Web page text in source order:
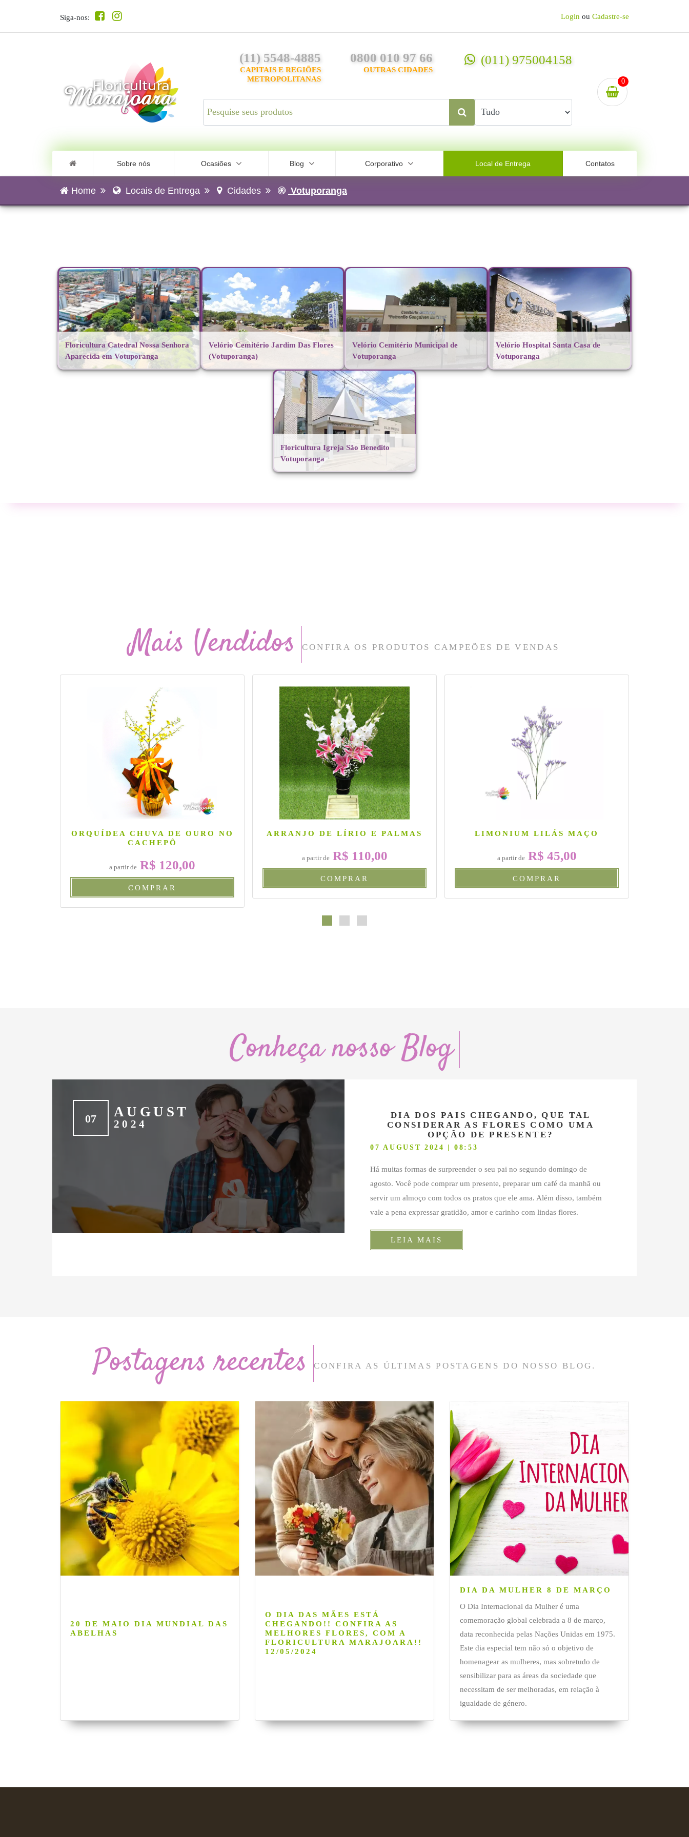
Siga-nos: Login ou Cadastre-se
(11) 5548-4885
CAPITAIS E REGIÕES
METROPOLITANAS
0800 010 97 66
OUTRAS CIDADES
(011) 975004158
0
Sobre nós Ocasiões Blog Corporativo Local de Entrega Contatos
Home Locais de Entrega Cidades Votuporanga
Floricultura Catedral Nossa Senhora
Aparecida em Votuporanga
Velório Cemitério Jardim Das Flores
(Votuporanga)
Velório Cemitério Municipal de
Votuporanga
Velório Hospital Santa Casa de
Votuporanga
Floricultura Igreja São Benedito
Votuporanga
Mais Vendidos CONFIRA OS PRODUTOS CAMPEÕES DE VENDAS
ORQUÍDEA CHUVA DE OURO NO
CACHEPÔ
a partir de R$ 120,00
COMPRAR
ARRANJO DE LÍRIO E PALMAS
a partir deR$ 110,00
COMPRAR
LIMONIUM LILÁS MAÇO
a partir deR$ 45,00
COMPRAR
Conheça nosso Blog
07 AUGUST
2024
DIA DOS PAIS CHEGANDO, QUE TAL
CONSIDERAR AS FLORES COMO UMA
OPÇÃO DE PRESENTE?
07 AUGUST 2024 | 08:53
Há muitas formas de surpreender o seu pai no segundo domingo de
agosto. Você pode comprar um presente, preparar um café da manhã ou
servir um almoço com todos os pratos que ele ama. Além disso, também
vale a pena expressar gratidão, amor e carinho com lindas flores.
LEIA MAIS
Postagens recentes CONFIRA AS ÚLTIMAS POSTAGENS DO NOSSO BLOG.
20 DE MAIO DIA MUNDIAL DAS
ABELHAS
O DIA DAS MÃES ESTÁ
CHEGANDO!! CONFIRA AS
MELHORES FLORES, COM A
FLORICULTURA MARAJOARA!!
12/05/2024
DIA DA MULHER 8 DE MARÇO
O Dia Internacional da Mulher é uma
comemoração global celebrada a 8 de março,
data reconhecida pelas Nações Unidas em 1975.
Este dia especial tem não só o objetivo de
homenagear as mulheres, mas sobretudo de
sensibilizar para as áreas da sociedade que
necessitam de ser melhoradas, em relação à
igualdade de género.